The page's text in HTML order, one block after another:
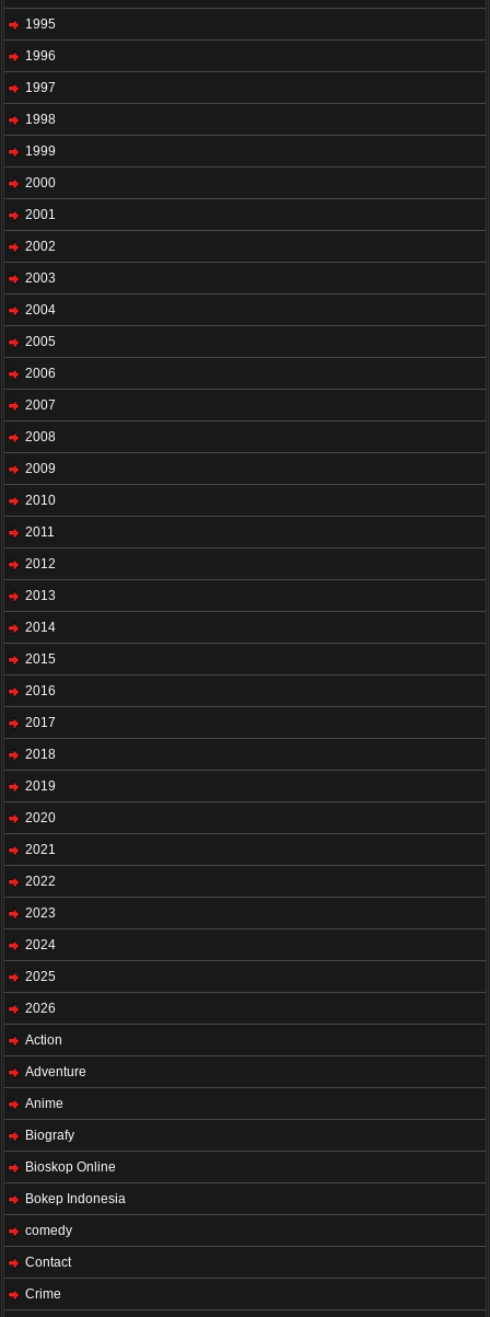
1995
1996
1997
1998
1999
2000
2001
2002
2003
2004
2005
2006
2007
2008
2009
2010
2011
2012
2013
2014
2015
2016
2017
2018
2019
2020
2021
2022
2023
2024
2025
2026
Action
Adventure
Anime
Biografy
Bioskop Online
Bokep Indonesia
comedy
Contact
Crime